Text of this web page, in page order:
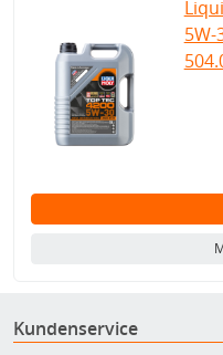
Kundenservice